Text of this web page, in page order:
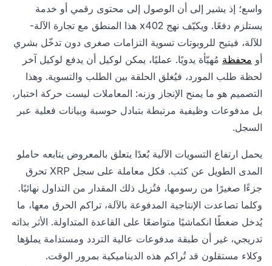
واسع؛ إذ يشير إلى أن الوصول إلى محتوى رقمي أو خدمة
يستلزم دفعًا. ويكيّف نهج x402 هذا المنطق مع تجارة الآلة-
للآلة، فيتيح للروبوتات تسوية التزامات صغرى دون تدخّل بشري
أو محفظة مُهيّأة يدويًا. عمليًا، يمكن لوكيل أن يدفع لوكيل آخر
لحظة طلب المورد، فيُغلق الحلقة بين الطلب والتسوية. وهذا
التصميم هو ما يمنح الإنجاز وزنه: المعاملات ليست حركة اختبار،
بل مدفوعات وظيفية مرتبطة بتبادل حوسبة وبيانات فعلية عبر
السجل.
يحمل ارتفاع التسويات الآلية بُعدًا يتعلق بالمعروض يتابعه حاملو
المدى الطويل عن كثب. فكل معاملة على سجل XRP تحرق
جزءًا صغيرًا من رسومها، فتُزيل ذلك المقدار من التداول نهائيًا.
وكلما تصاعدت الإنتاجية المدفوعة بالآلة، تراكم الحرق معها، ما
يُدخل ضغطًا انكماشيًا متواضعًا على القاعدة المتداولة. الأثر بذاته
تدريجي، غير أن طبقة مدفوعات عالية التردد ومستدامة يملؤها
وكلاء مستقلون قد تُراكم هذه الديناميكية بمرور الوقت.